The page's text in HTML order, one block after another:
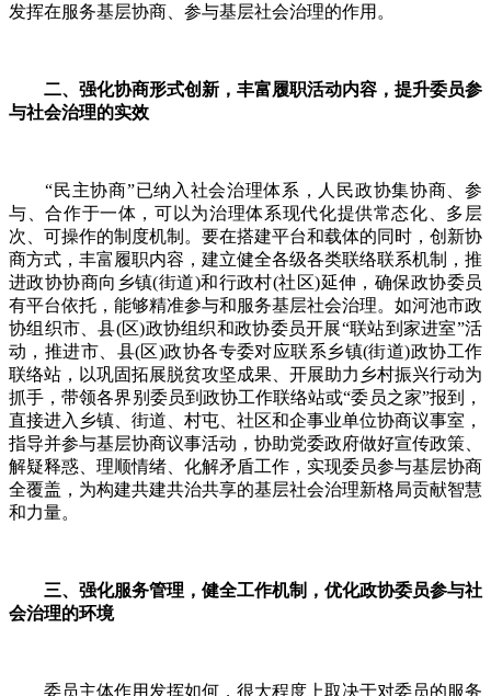
发挥在服务基层协商、参与基层社会治理的作用。
二、强化协商形式创新，丰富履职活动内容，提升委员参
与社会治理的实效
“民主协商”已纳入社会治理体系，人民政协集协商、参
与、合作于一体，可以为治理体系现代化提供常态化、多层
次、可操作的制度机制。要在搭建平台和载体的同时，创新协
商方式，丰富履职内容，建立健全各级各类联络联系机制，推
进政协协商向乡镇(街道)和行政村(社区)延伸，确保政协委员
有平台依托，能够精准参与和服务基层社会治理。如河池市政
协组织市、县(区)政协组织和政协委员开展“联站到家进室”活
动，推进市、县(区)政协各专委对应联系乡镇(街道)政协工作
联络站，以巩固拓展脱贫攻坚成果、开展助力乡村振兴行动为
抓手，带领各界别委员到政协工作联络站或“委员之家”报到，
直接进入乡镇、街道、村屯、社区和企事业单位协商议事室，
指导并参与基层协商议事活动，协助党委政府做好宣传政策、
解疑释惑、理顺情绪、化解矛盾工作，实现委员参与基层协商
全覆盖，为构建共建共治共享的基层社会治理新格局贡献智慧
和力量。
三、强化服务管理，健全工作机制，优化政协委员参与社
会治理的环境
委员主体作用发挥如何，很大程度上取决于对委员的服务